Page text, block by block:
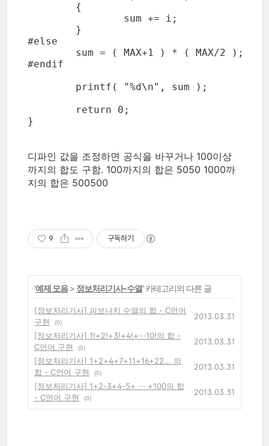
#else
#endif
}
디파인 값을 조정하면 공식을 바꾸거나 100이상
까지의 합도 구함. 100까지의 합은 5050 1000까
지의 합은 500500
9 구독하기
'예제 모음> 정보처리기사-수열' 카테고리의 다른 글
[정보처리기사] 피보나치 수열의 합 - C언어
구현
(0)
2013.03.31
[정보처리기사] 1!+2!+3!+4!+···10!의 합 -
C언어 구현
(0)
2013.03.31
[정보처리기사] 1+2+4+7+11+16+22... 의
합 - C언어 구현
(0)
2013.03.31
[정보처리기사] 1+2-3+4-5+ ··· +100의 합
- C언어 구현
(0)
2013.03.31